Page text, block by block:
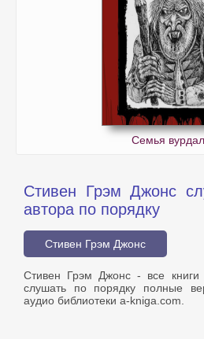
Семья
Стивен Грэм Джонс
автора по порядку
Стивен Грэм Джонс
Стивен Грэм Джонс - все
слушать по порядку полные
аудио библиотеки a-kniga.com.